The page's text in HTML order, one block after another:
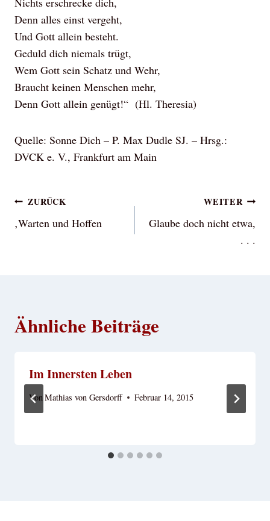
Denn alles einst vergeht,
Und Gott allein besteht.
Geduld dich niemals trügt,
Wem Gott sein Schatz und Wehr,
Braucht keinen Menschen mehr,
Denn Gott allein genügt!“ (Hl. Theresia)
Quelle: Sonne Dich – P. Max Dudle SJ. – Hrsg.:
DVCK e. V., Frankfurt am Main
Beitragsnavigation
ZURÜCK
‚Warten und Hoffen
WEITER
Glaube doch nicht etwa,
. . .
Ähnliche Beiträge
Im Innersten Leben
VonMathias von Gersdorff Februar 14, 2015